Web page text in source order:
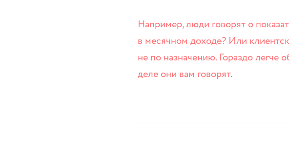
Например, люди говорят о
в месячном доходе? Или
не по назначению. Гораздо легче
деле они вам говорят.